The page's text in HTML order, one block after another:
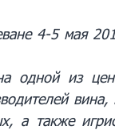
4-5 мая
одной из
а также